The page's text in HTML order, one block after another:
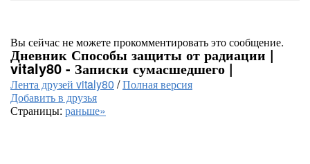
Вы сейчас не можете прокомментировать это сообщение.
Дневник Способы защиты от радиации |
vitaly80 - Записки сумасшедшего |
Лента друзей vitaly80 /Полная версия
Добавить в друзья
Страницы: раньше»